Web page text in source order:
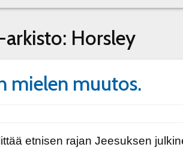
arkisto: Horsley
mielen muutos.
etnisen rajan Jeesuksen